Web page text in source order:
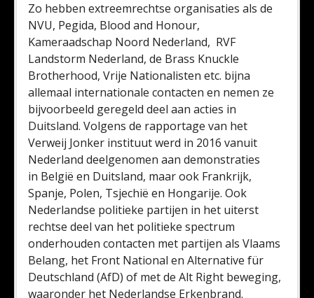
Zo hebben extreemrechtse organisaties als de
NVU, Pegida, Blood and Honour,
Kameraadschap Noord Nederland, RVF
Landstorm Nederland, de Brass Knuckle
Brotherhood, Vrije Nationalisten etc. bijna
allemaal internationale contacten en nemen ze
bijvoorbeeld geregeld deel aan acties in
Duitsland. Volgens de rapportage van het
Verweij Jonker instituut werd in 2016 vanuit
Nederland deelgenomen aan demonstraties
in België en Duitsland, maar ook Frankrijk,
Spanje, Polen, Tsjechië en Hongarije. Ook
Nederlandse politieke partijen in het uiterst
rechtse deel van het politieke spectrum
onderhouden contacten met partijen als Vlaams
Belang, het Front National en Alternative für
Deutschland (AfD) of met de Alt Right beweging,
waaronder het Nederlandse Erkenbrand.